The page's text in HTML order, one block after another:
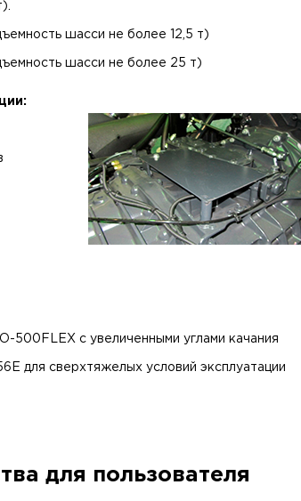
шасси не более 12,5 т)
шасси не более 25 т)
500FLEX с увеличенными углами качания
для сверхтяжелых условий эксплуатации
для пользователя